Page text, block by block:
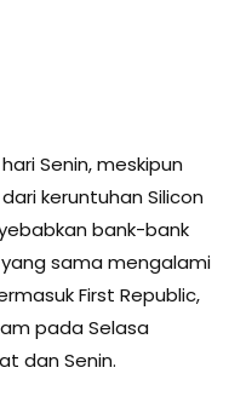
Senin, meskipun
keruntuhan Silicon
bank-bank
sama mengalami
First Republic,
pada Selasa
dan Senin.